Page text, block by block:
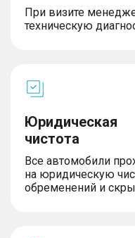
При визите
техническую
Юридическая
чистота
Все автомобили
на юридическую
обременений и